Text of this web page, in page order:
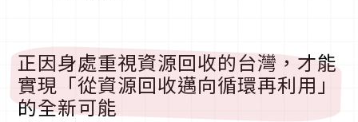
正因身處重視資源回收的台灣，才能
實現「從資源回收邁向循環再利用」
的全新可能